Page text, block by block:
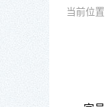
当前位置